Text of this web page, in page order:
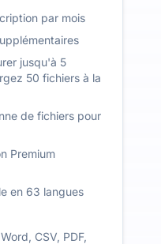
par mois
jusqu'à 5
50 fichiers à la
de fichiers pour
Premium
en 63 langues
CSV, PDF,